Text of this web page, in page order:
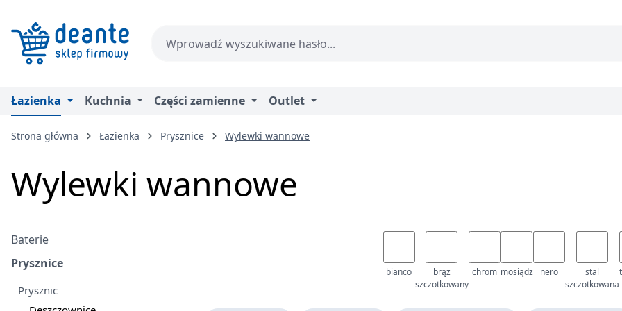
Łazienka Kuchnia Części zamienne Outlet
Strona główna Łazienka Prysznice Wylewki wannowe
Wylewki wannowe
Baterie
Prysznice
Prysznic
bianco
brąz
szczotkowany
chrom mosiądz nero
stal
szczotkowana